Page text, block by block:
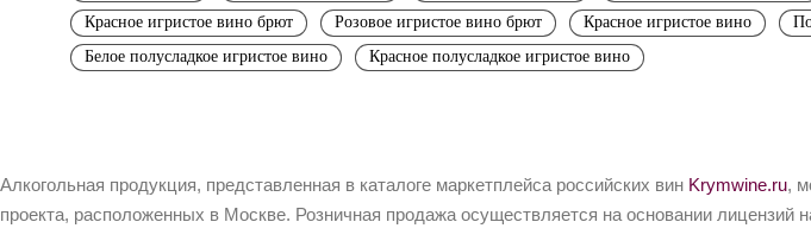
Красное игристое вино брют
Розовое игристое вино брют Красное игристое вино
Белое полусладкое игристое вино
Красное полусладкое игристое вино
Алкогольная продукция, представленная в каталоге маркетплейса российских вин Krymwine.ru,
проекта, расположенных в Москве. Розничная продажа осуществляется на основании лицензий